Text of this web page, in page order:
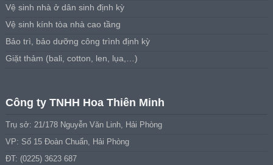
Vệ sinh nhà ở dân sinh định kỳ
Vệ sinh kính tòa nhà cao tầng
Bảo trì, bảo dưỡng công trình định kỳ
Giặt thảm (bali, cotton, len, lụa,…)
Công ty TNHH Hoa Thiên Minh
Trụ sở: 21/178 Nguyễn Văn Linh, Hải Phòng
VP: Số 15 Đoàn Chuẩn, Hải Phòng
ĐT: (0225) 3623 687